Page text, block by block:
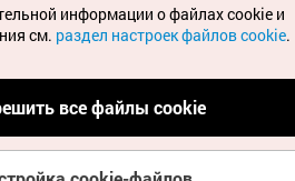
и проблемах, связанных с
ваши запросы на
почты
информации о файлах cookie и
см. раздел настроек файлов cookie.
все файлы cookie